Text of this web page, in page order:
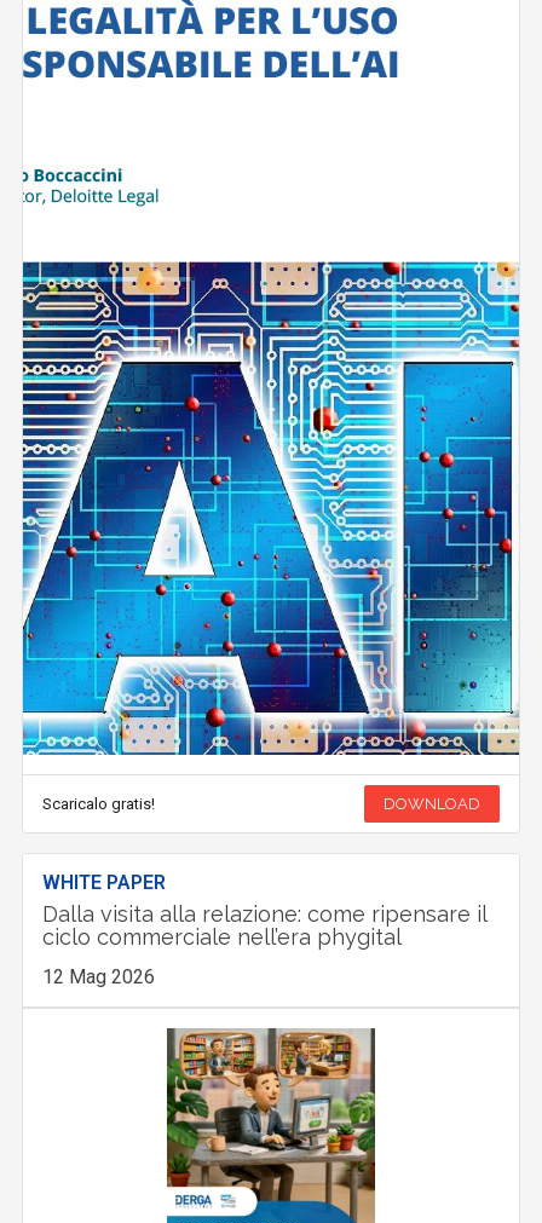
Scaricalo gratis! DOWNLOAD
WHITE PAPER
Dalla visita alla relazione: come ripensare il
ciclo commerciale nell’era phygital
12 Mag 2026